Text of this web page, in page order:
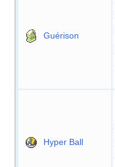
Guérison
Hyper Ball